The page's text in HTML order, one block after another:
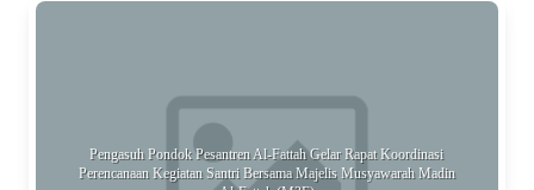
Pengasuh Pondok Pesantren Al-Fattah Gelar Rapat Koordinasi
Perencanaan Kegiatan Santri Bersama Majelis Musyawarah Madin